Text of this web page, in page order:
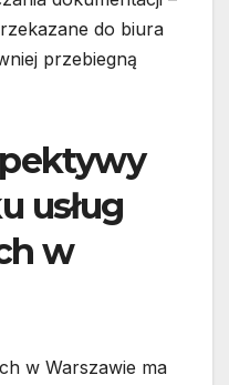
do biura
przebiegną
usług
w
w Warszawie ma